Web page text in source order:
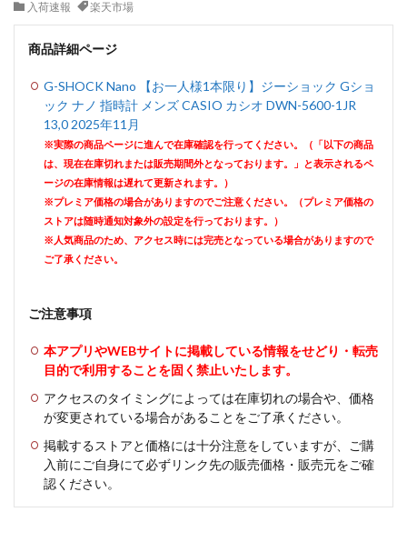
入荷速報
楽天市場
商品詳細ページ
G-SHOCK Nano 【お一人様1本限り】ジーショック Gショ
ック ナノ 指時計 メンズ CASIO カシオ DWN-5600-1JR
13,0 2025年11月
※実際の商品ページに進んで在庫確認を行ってください。（「以下の商品
は、現在在庫切れまたは販売期間外となっております。」と表示されるペ
ージの在庫情報は遅れて更新されます。）
※プレミア価格の場合がありますのでご注意ください。（プレミア価格の
ストアは随時通知対象外の設定を行っております。）
※人気商品のため、アクセス時には完売となっている場合がありますので
ご了承ください。
ご注意事項
本アプリやWEBサイトに掲載している情報をせどり・転売
目的で利用することを固く禁止いたします。
アクセスのタイミングによっては在庫切れの場合や、価格
が変更されている場合があることをご了承ください。
掲載するストアと価格には十分注意をしていますが、ご購
入前にご自身にて必ずリンク先の販売価格・販売元をご確
認ください。